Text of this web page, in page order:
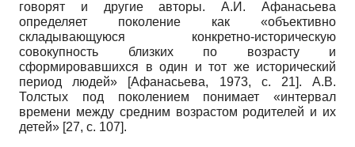
говорят и другие авторы. А.И. Афанасьева
определяет поколение как «объективно
складывающуюся конкретно-историческую
совокупность близких по возрасту и
сформировавшихся в один и тот же исторический
период людей» [Афанасьева, 1973, с. 21]. А.В.
Толстых под поколением понимает «интервал
времени между средним возрастом родителей и их
детей» [27, c. 107].